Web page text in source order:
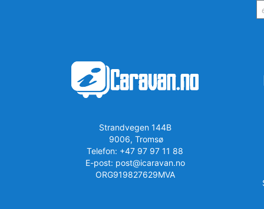
Strandvegen 144B
9006, Tromsø
Telefon: +47 97 97 11 88
E-post: post@icaravan.no
ORG919827629MVA